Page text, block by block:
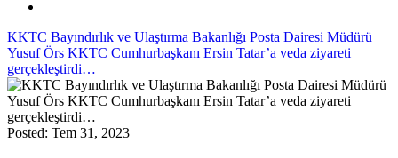
KKTC Bayındırlık ve Ulaştırma Bakanlığı Posta Dairesi Müdürü
Yusuf Örs KKTC Cumhurbaşkanı Ersin Tatar’a veda ziyareti
gerçekleştirdi…
Posted: Tem 31, 2023